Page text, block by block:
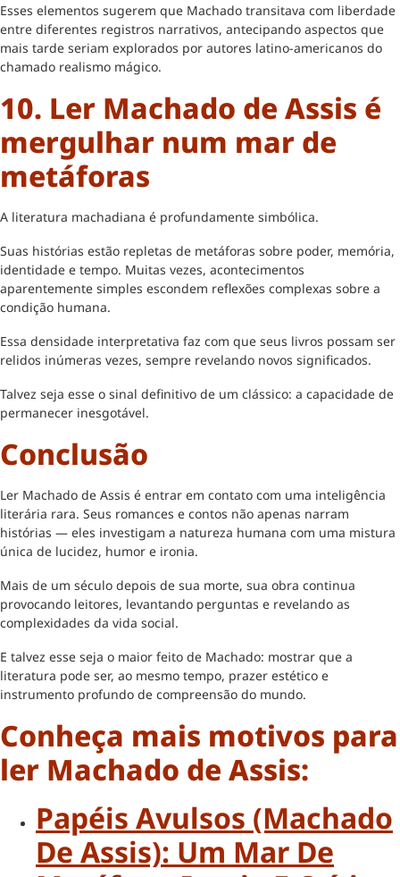
Esses elementos sugerem que Machado transitava com liberdade
entre diferentes registros narrativos, antecipando aspectos que
mais tarde seriam explorados por autores latino-americanos do
chamado realismo mágico.
10. Ler Machado de Assis é
mergulhar num mar de
metáforas
A literatura machadiana é profundamente simbólica.
Suas histórias estão repletas de metáforas sobre poder, memória,
identidade e tempo. Muitas vezes, acontecimentos
aparentemente simples escondem reflexões complexas sobre a
condição humana.
Essa densidade interpretativa faz com que seus livros possam ser
relidos inúmeras vezes, sempre revelando novos significados.
Talvez seja esse o sinal definitivo de um clássico: a capacidade de
permanecer inesgotável.
Conclusão
Ler Machado de Assis é entrar em contato com uma inteligência
literária rara. Seus romances e contos não apenas narram
histórias — eles investigam a natureza humana com uma mistura
única de lucidez, humor e ironia.
Mais de um século depois de sua morte, sua obra continua
provocando leitores, levantando perguntas e revelando as
complexidades da vida social.
E talvez esse seja o maior feito de Machado: mostrar que a
literatura pode ser, ao mesmo tempo, prazer estético e
instrumento profundo de compreensão do mundo.
Conheça mais motivos para
ler Machado de Assis:
Papéis Avulsos (Machado
De Assis): Um Mar De